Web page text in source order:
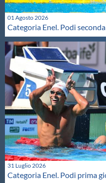
01 Agosto 2026
Categoria Enel. Podi
31 Luglio 2026
Categoria Enel. Podi prima